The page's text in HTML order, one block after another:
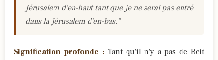
Jérusalem d'en-haut tant que Je ne serai pas entré
dans la Jérusalem d'en-bas."
Signification profonde : Tant qu'il n'y a pas de Beit